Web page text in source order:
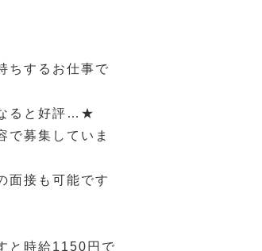
ちするお仕事で
ると好評…★
で募集していま
面接も可能です
と時給1150円で